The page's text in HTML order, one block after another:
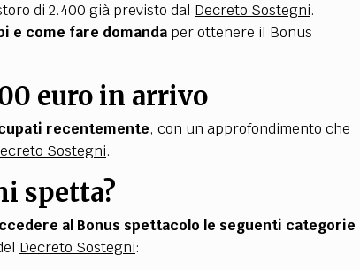
di 2.400 già previsto dal Decreto Sostegni.
e come fare domanda per ottenere il Bonus
euro in arrivo
recentemente, con un approfondimento che
Sostegni.
spetta?
al Bonus spettacolo le seguenti categorie
Decreto Sostegni: